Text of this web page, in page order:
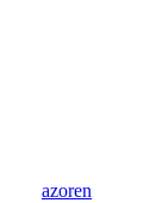
azoren